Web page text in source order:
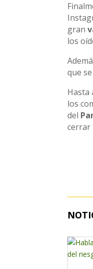
gran
los
que
Hasta
los
del
cerrar